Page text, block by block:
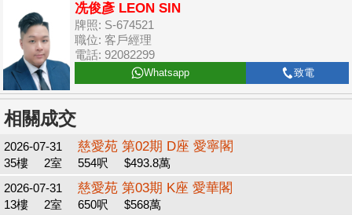
冼俊彥 LEON SIN
牌照: S-674521
職位: 客戶經理
電話: 92082299
Whatsapp 致電
相關成交
2026-07-31 慈愛苑 第02期 D座 愛寧閣
35樓 2室 554呎
$493.8萬
2026-07-31
慈愛苑 第03期 K座 愛華閣
13樓 2室 650呎
$568萬